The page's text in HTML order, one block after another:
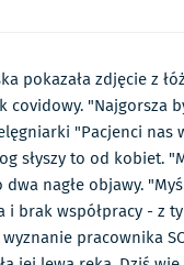
pokazała zdjęcie z
covidowy. "Najgorsza
"Pacjenci nas
słyszy to od kobiet.
dwa nagłe objawy.
i brak współpracy - z
wyznanie pracownika